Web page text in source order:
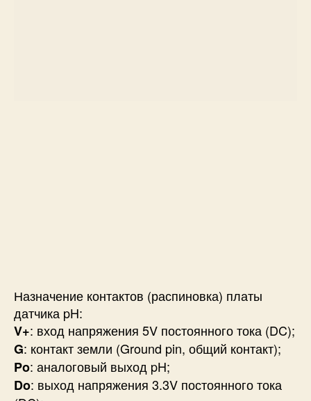
Назначение контактов (распиновка) платы
датчика pH:
V+: вход напряжения 5V постоянного тока (DC);
G: контакт земли (Ground pin, общий контакт);
Po: аналоговый выход pH;
Do: выход напряжения 3.3V постоянного тока